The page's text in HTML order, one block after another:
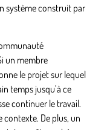
système construit par
un membre
le projet sur lequel
temps jusqu’à ce
continuer le travail.
contexte. De plus, un